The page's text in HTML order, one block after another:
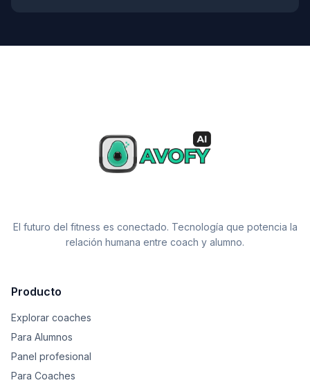
El futuro del fitness es conectado. Tecnología que potencia la
relación humana entre coach y alumno.
Producto
Explorar coaches
Para Alumnos
Panel profesional
Para Coaches